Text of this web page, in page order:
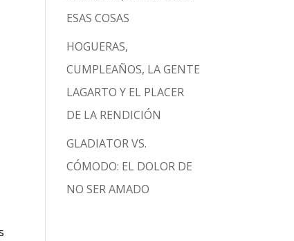
ESAS COSAS
HOGUERAS,
CUMPLEAÑOS, LA GENTE
LAGARTO Y EL PLACER
DE LA RENDICIÓN
GLADIATOR VS.
CÓMODO: EL DOLOR DE
NO SER AMADO